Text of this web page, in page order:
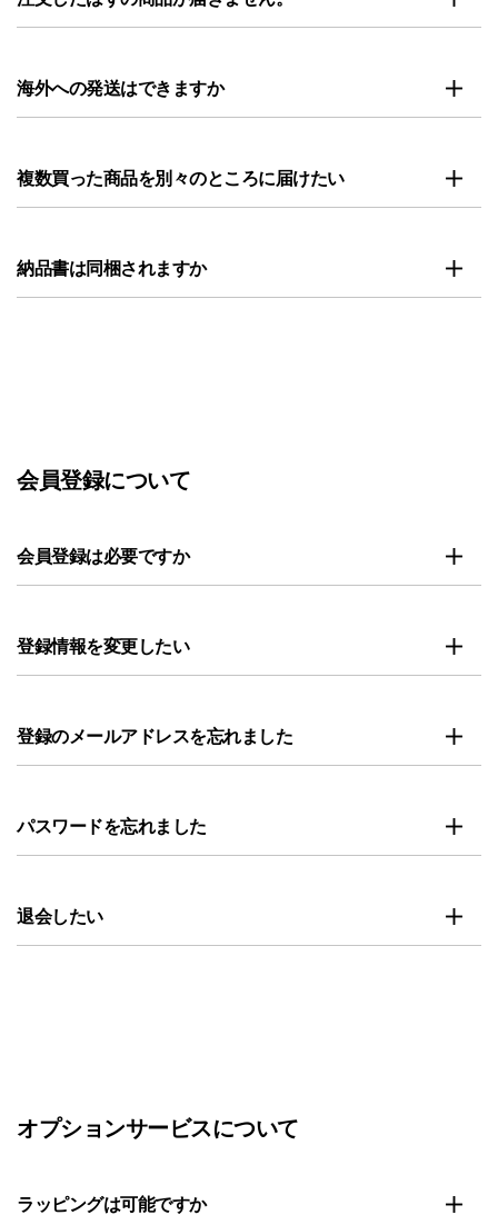
海外への発送はできますか
複数買った商品を別々のところに届けたい
納品書は同梱されますか
会員登録について
会員登録は必要ですか
登録情報を変更したい
登録のメールアドレスを忘れました
パスワードを忘れました
退会したい
オプションサービスについて
ラッピングは可能ですか